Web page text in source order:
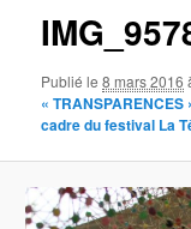
Publié le8 mars 2016
«
cadre du festival La